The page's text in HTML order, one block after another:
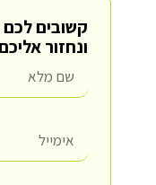
קשובים
ונחזור